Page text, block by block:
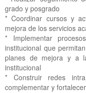
grado y posgrado
* Coordinar cursos y
mejora de los servicios
* Implementar
institucional que
planes de mejora y a
institucional
* Construir redes
complementar y